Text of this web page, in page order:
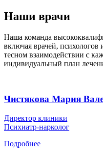
Наши врачи
Наша команда
включая врачей, психологов
тесном взаимодействии с
индивидуальный план
Чистякова Мария
Директор клиники
Психиатр-нарколог
Подробнее